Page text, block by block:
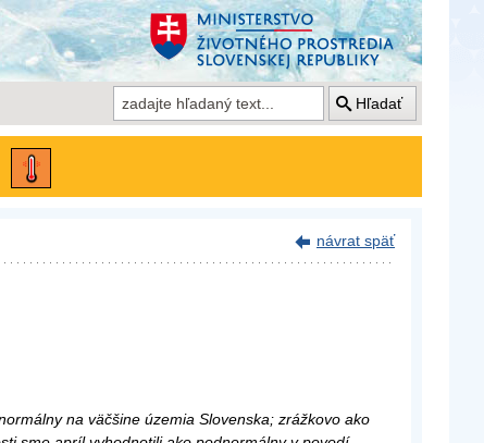
Hľadať
návrat späť
na väčšine územia Slovenska; zrážkovo ako